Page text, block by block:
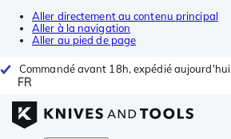
Aller directement au contenu principal
Aller à la navigation
Aller au pied de page
Commandé avant 18h, expédié aujourd'hui
FR